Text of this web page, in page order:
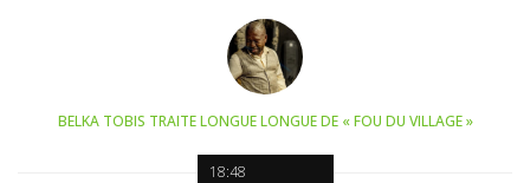
18:48
BELKA TOBIS TRAITE LONGUE LONGUE DE « FOU DU VILLAGE »